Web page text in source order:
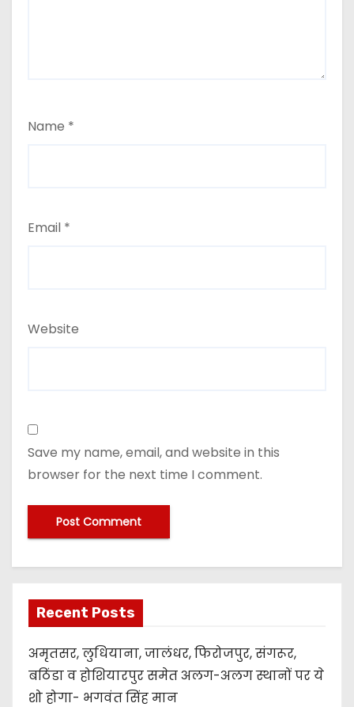
Name *
Email *
Website
Save my name, email, and website in this
browser for the next time I comment.
Recent Posts
अमृतसर, लुधियाना, जालंधर, फिरोजपुर, संगरूर,
बठिंडा व होशियारपुर समेत अलग-अलग स्थानों पर ये
शो होगा- भगवंत सिंह मान